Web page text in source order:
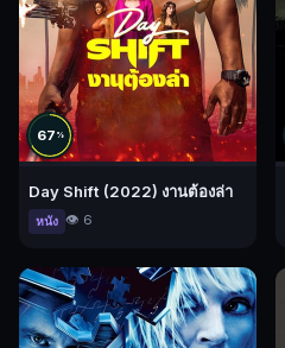
67 %
Day Shift (2022) งานต้องล่า
หนัง 👁️ 6